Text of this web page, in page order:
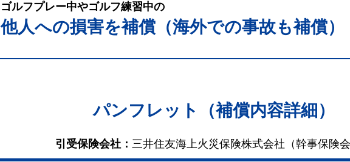
ゴルフプレー中やゴルフ練習中の
他人への損害を補償（海外での事故も補償）
パンフレット（補償内容詳細）
引受保険会社： 三井住友海上火災保険株式会社（幹事保険